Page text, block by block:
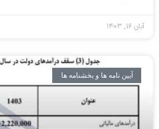
آبان ۱۶, ۱۴۰۳
آیین نامه ها و بخشنامه ها